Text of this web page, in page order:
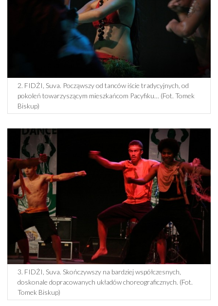
2. FIDŻI, Suva. Począwszy od tanców iście tradycyjnych, od
pokoleń towarzyszącym mieszkańcom Pacyfiku… (Fot. Tomek
Biskup)
3. FIDŻI, Suva. Skończywszy na bardziej współczesnych,
doskonale dopracowanych układów choreograficznych. (Fot.
Tomek Biskup)